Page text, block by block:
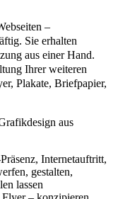
–
Sie erhalten
aus einer Hand.
Ihrer weiteren
Plakate, Briefpapier,
aus
Internetauftritt,
gestalten,
lassen